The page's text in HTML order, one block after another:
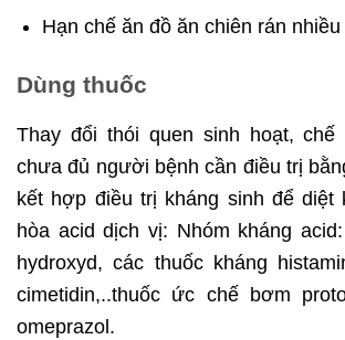
Hạn chế ăn đồ ăn chiên rán
Dùng thuốc
Thay đổi thói quen sinh hoạt,
chưa đủ người bệnh cần điều trị
kết hợp điều trị kháng sinh để diệt
hòa acid dịch vị: Nhóm kháng
hydroxyd, các thuốc kháng
cimetidin,..thuốc ức chế bơm
omeprazol.